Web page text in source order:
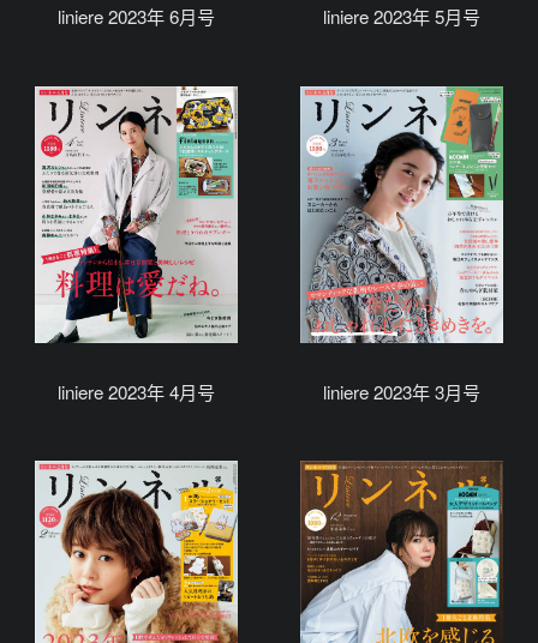
liniere 2023年 6月号 liniere 2023年 5月号
liniere 2023年 4月号 liniere 2023年 3月号